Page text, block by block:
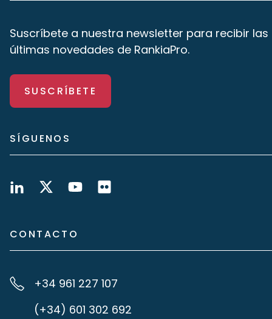
Suscríbete a nuestra newsletter para recibir las
últimas novedades de RankiaPro.
SUSCRÍBETE
SÍGUENOS
CONTACTO
+34 961 227 107
(+34) 601 302 692